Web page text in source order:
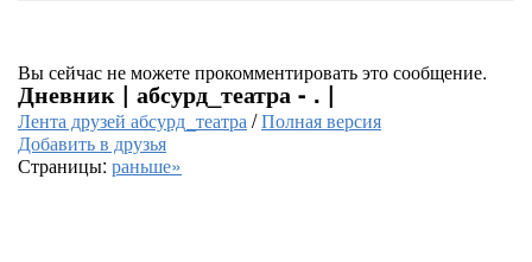
Вы сейчас не можете прокомментировать это сообщение.
Дневник | абсурд_театра - . |
Лента друзей абсурд_театра/Полная версия
Добавить в друзья
Страницы: раньше»